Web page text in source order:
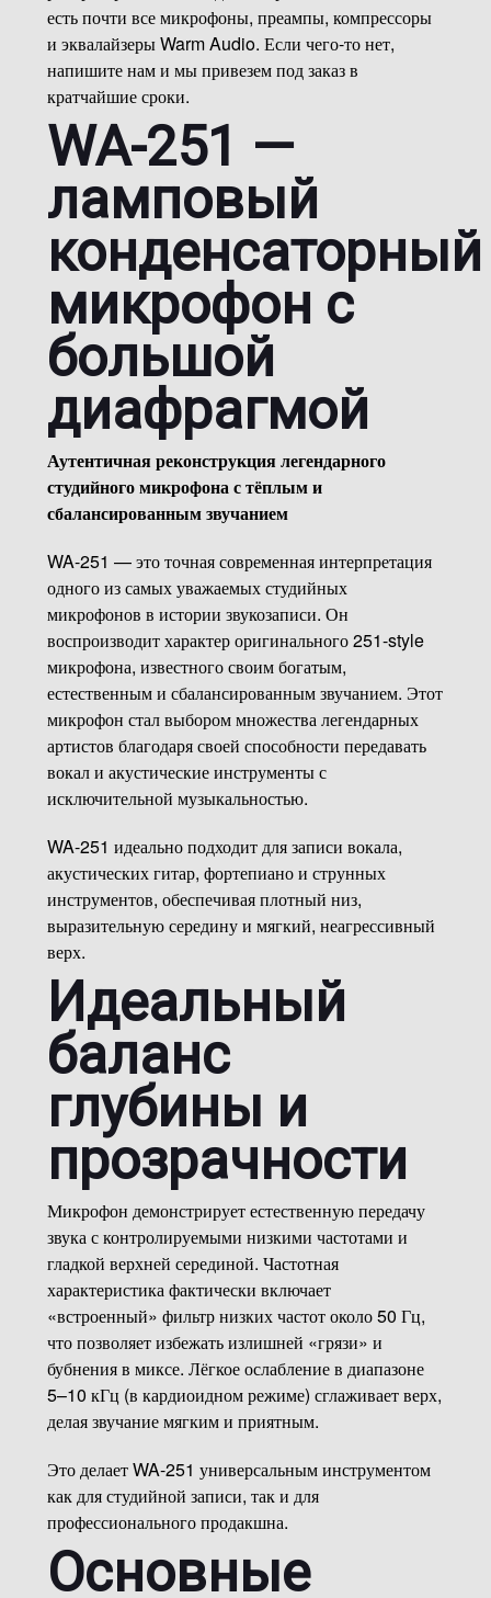
есть почти все микрофоны, преампы, компрессоры
и эквалайзеры Warm Audio. Если чего-то нет,
напишите нам и мы привезем под заказ в
кратчайшие сроки.
WA-251 —
ламповый
конденсаторный
микрофон с
большой
диафрагмой
Аутентичная реконструкция легендарного
студийного микрофона с тёплым и
сбалансированным звучанием
WA-251 — это точная современная интерпретация
одного из самых уважаемых студийных
микрофонов в истории звукозаписи. Он
воспроизводит характер оригинального 251-style
микрофона, известного своим богатым,
естественным и сбалансированным звучанием. Этот
микрофон стал выбором множества легендарных
артистов благодаря своей способности передавать
вокал и акустические инструменты с
исключительной музыкальностью.
WA-251 идеально подходит для записи вокала,
акустических гитар, фортепиано и струнных
инструментов, обеспечивая плотный низ,
выразительную середину и мягкий, неагрессивный
верх.
Идеальный
баланс
глубины и
прозрачности
Микрофон демонстрирует естественную передачу
звука с контролируемыми низкими частотами и
гладкой верхней серединой. Частотная
характеристика фактически включает
«встроенный» фильтр низких частот около 50 Гц,
что позволяет избежать излишней «грязи» и
бубнения в миксе. Лёгкое ослабление в диапазоне
5–10 кГц (в кардиоидном режиме) сглаживает верх,
делая звучание мягким и приятным.
Это делает WA-251 универсальным инструментом
как для студийной записи, так и для
профессионального продакшна.
Основные